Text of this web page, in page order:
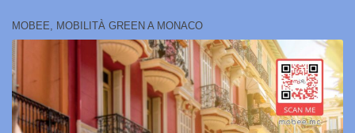
MOBEE, MOBILITÀ GREEN A MONACO